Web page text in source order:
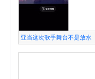
亚当这次歌手舞台不是放水